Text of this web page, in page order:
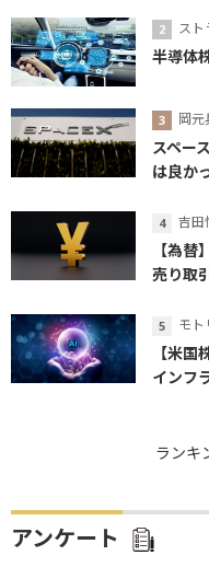
スト
半導体
岡元
スペー
は良か
吉田
【為
売り取
モト
【米
インフ
ランキ
アンケート